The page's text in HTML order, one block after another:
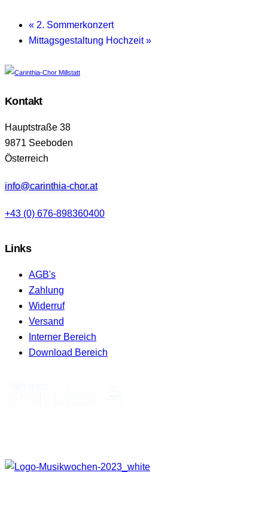
« 2. Sommerkonzert
Mittagsgestaltung Hochzeit»
Kontakt
Hauptstraße 38
9871 Seeboden
Österreich
info@carinthia-chor.at
+43 (0) 676-898360400
Links
AGB's
Zahlung
Widerruf
Versand
Interner Bereich
Download Bereich